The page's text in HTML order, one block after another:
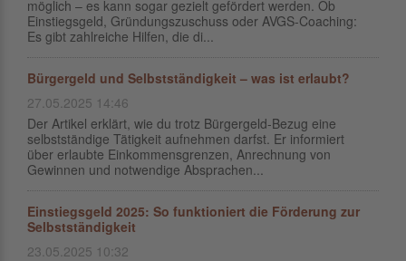
möglich – es kann sogar gezielt gefördert werden. Ob
Einstiegsgeld, Gründungszuschuss oder AVGS-Coaching:
Es gibt zahlreiche Hilfen, die di...
Bürgergeld und Selbstständigkeit – was ist erlaubt?
27.05.2025 14:46
Der Artikel erklärt, wie du trotz Bürgergeld-Bezug eine
selbstständige Tätigkeit aufnehmen darfst. Er informiert
über erlaubte Einkommensgrenzen, Anrechnung von
Gewinnen und notwendige Absprachen...
Einstiegsgeld 2025: So funktioniert die Förderung zur
Selbstständigkeit
23.05.2025 10:32